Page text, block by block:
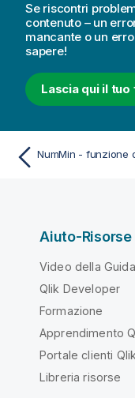
Se riscontri
contenuto – un
mancante o un
sapere!
Lascia qui il
Aiuto-Risorse
Video della
Qlik Developer
Formazione
Apprendimento
Portale clienti Qlik
Libreria risorse